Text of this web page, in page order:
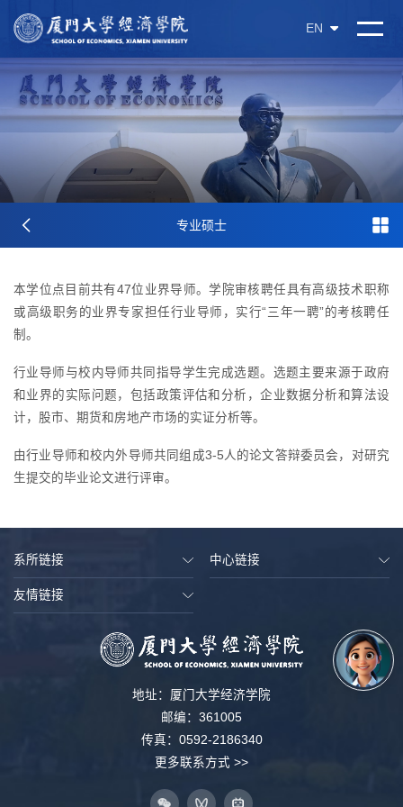
EN
专业硕士
本学位点目前共有47位业界导师。学院审核聘任具有高级技术职称
或高级职务的业界专家担任行业导师，实行“三年一聘”的考核聘任
制。
行业导师与校内导师共同指导学生完成选题。选题主要来源于政府
和业界的实际问题，包括政策评估和分析，企业数据分析和算法设
计，股市、期货和房地产市场的实证分析等。
由行业导师和校内外导师共同组成3-5人的论文答辩委员会，对研究
生提交的毕业论文进行评审。
系所链接 中心链接
友情链接
地址：厦门大学经济学院
邮编：361005
传真：0592-2186340
更多联系方式 >>